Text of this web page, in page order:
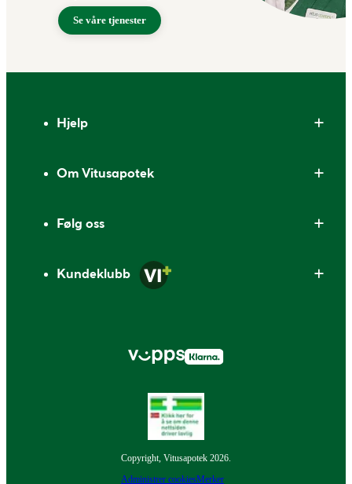
Se våre tjenester
Hjelp
Om Vitusapotek
Følg oss
Kundeklubb
Copyright, Vitusapotek 2026.
Administrer cookiesMerker